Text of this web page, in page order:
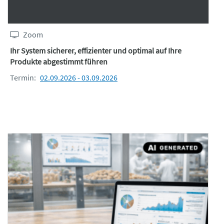
ca. 16.30 Ende des zweiten
Veranstaltungstags
Vom Prompt zum kompletten
Workflow
13.55 Online Check-in
14.00 Begrüßung der Teilnehmenden
14.15 KI im QM: Use-Case-Analyse:
Zoom
Ihr System sicherer, effizienter und optimal auf Ihre
Produkte abgestimmt führen
Termin: 02.09.2026 - 03.09.2026